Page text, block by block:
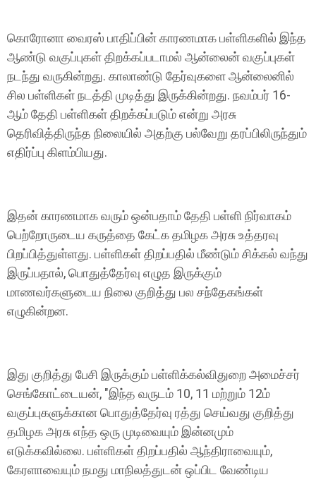
கொரோனா வைரஸ் பாதிப்பின் காரணமாக பள்ளிகளில் இந்த
ஆண்டு வகுப்புகள் திறக்கப்படாமல் ஆன்லைன் வகுப்புகள்
நடந்து வருகின்றது. காலாண்டு தேர்வுகளை ஆன்லைனில்
சில பள்ளிகள் நடத்தி முடித்து இருக்கின்றது. நவம்பர் 16-
ஆம் தேதி பள்ளிகள் திறக்கப்படும் என்று அரசு
தெரிவித்திருந்த நிலையில் அதற்கு பல்வேறு தரப்பிலிருந்தும்
எதிர்ப்பு கிளம்பியது.
இதன் காரணமாக வரும் ஒன்பதாம் தேதி பள்ளி நிர்வாகம்
பெற்றோருடைய கருத்தை கேட்க தமிழக அரசு உத்தரவு
பிறப்பித்துள்ளது. பள்ளிகள் திறப்பதில் மீண்டும் சிக்கல் வந்து
இருப்பதால், பொதுத்தேர்வு எழுத இருக்கும்
மாணவர்களுடைய நிலை குறித்து பல சந்தேகங்கள்
எழுகின்றன.
இது குறித்து பேசி இருக்கும் பள்ளிக்கல்விதுறை அமைச்சர்
செங்கோட்டையன், "இந்த வருடம் 10, 11 மற்றும் 12ம்
வகுப்புகளுக்கான பொதுத்தேர்வு ரத்து செய்வது குறித்து
தமிழக அரசு எந்த ஒரு முடிவையும் இன்னமும்
எடுக்கவில்லை. பள்ளிகள் திறப்பதில் ஆந்திராவையும்,
கேரளாவையும் நமது மாநிலத்துடன் ஒப்பிட வேண்டிய